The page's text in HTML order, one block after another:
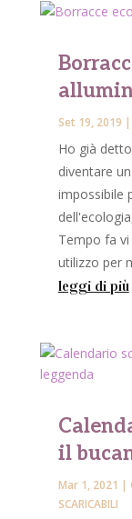
Set 19, 2019 |
Ho già
diventare
impossibile
Tempo fa
utilizzo per
leggi di più
il
Mar 1, 2021 |
SCARICABILI